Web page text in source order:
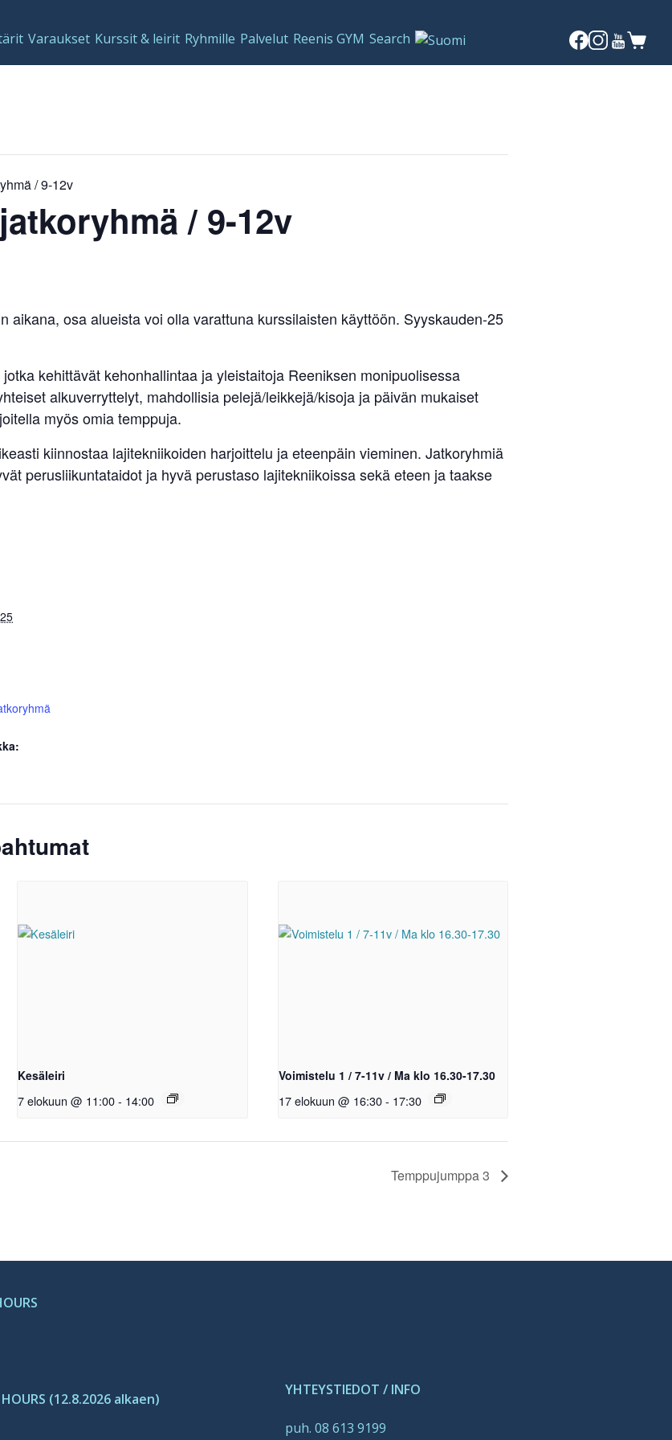
Varaukset Kurssit & leirit Ryhmille Palvelut Reenis GYM Search
/ 9-12v
/ 9-12v
aikana, osa alueista voi olla varattuna kurssilaisten käyttöön. Syyskauden-25
kehittävät kehonhallintaa ja yleistaitoja Reeniksen monipuolisessa
alkuverryttelyt, mahdollisia pelejä/leikkejä/kisoja ja päivän mukaiset
myös omia temppuja.
kiinnostaa lajitekniikoiden harjoittelu ja eteenpäin vieminen. Jatkoryhmiä
perusliikuntataidot ja hyvä perustaso lajitekniikoissa sekä eteen ja taakse
Kesäleiri
7 elokuun @ 11:00 - 14:00
Voimistelu 1 / 7-11v / Ma klo 16.30-17.30
17 elokuun @ 16:30- 17:30
Temppujumppa 3
(12.8.2026 alkaen)
YHTEYSTIEDOT / INFO
puh. 08 613 9199